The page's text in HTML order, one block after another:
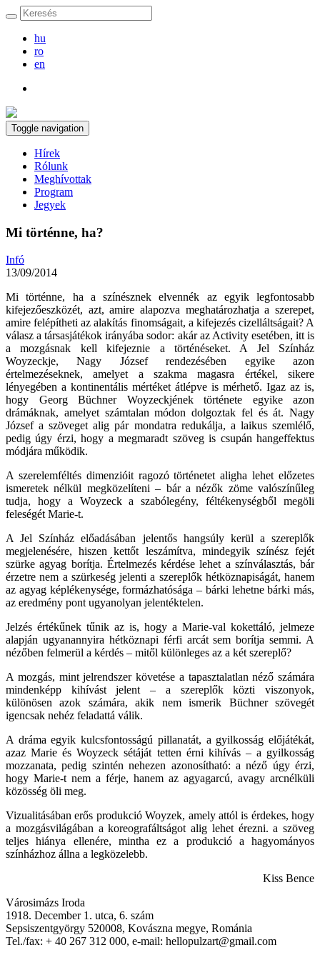
hu
ro
en
Toggle navigation
Hírek
Rólunk
Meghívottak
Program
Jegyek
Mi történne, ha?
Infó
13/09/2014
Mi történne, ha a színésznek elvennék az egyik legfontosabb
kifejezőeszközét, azt, amire alapozva meghatározhatja a szerepet,
amire felépítheti az alakítás finomságait, a kifejezés cizelláltságait? A
válasz a társasjátékok irányába sodor: akár az Activity esetében, itt is
a mozgásnak kell kifejeznie a történéseket. A Jel Színház
Woyzeckje, Nagy József rendezésében egyike azon
értelmezéseknek, amelyet a szakma magasra értékel, sikere
lényegében a kontinentális mértéket átlépve is mérhető. Igaz az is,
hogy Georg Büchner Woyzeckjének története egyike azon
drámáknak, amelyet számtalan módon dolgoztak fel és át. Nagy
József a szöveget alig pár mondatra redukálja, a laikus szemlélő,
pedig úgy érzi, hogy a megmaradt szöveg is csupán hangeffektus
módjára működik.
A szerelemféltés dimenzióit ragozó történetet aligha lehet előzetes
ismeretek nélkül megközelíteni – bár a nézők zöme valószínűleg
tudja, hogy a Woyzeck a szabólegény, féltékenységből megöli
feleségét Marie-t.
A Jel Színház előadásában jelentős hangsúly kerül a szereplők
megjelenésére, hiszen kettőt leszámítva, mindegyik színész fejét
szürke agyag borítja. Értelmezés kérdése lehet a színválasztás, bár
érzetre nem a szürkeség jelenti a szereplők hétköznapiságát, hanem
az agyag képlékenysége, formázhatósága – bárki lehetne bárki más,
az eredmény pont ugyanolyan jelentéktelen.
Jelzés értékűnek tűnik az is, hogy a Marie-val kokettáló, jelmeze
alapján ugyanannyira hétköznapi férfi arcát sem borítja semmi. A
nézőben felmerül a kérdés – mitől különleges az a két szereplő?
A mozgás, mint jelrendszer követése a tapasztalatlan néző számára
mindenképp kihívást jelent – a szereplők közti viszonyok,
különösen azok számára, akik nem ismerik Büchner szövegét
igencsak nehéz feladattá válik.
A dráma egyik kulcsfontosságú pillanatát, a gyilkosság előjátékát,
azaz Marie és Woyzeck sétáját tetten érni kihívás – a gyilkosság
mozzanata, pedig szintén nehezen azonosítható: a néző úgy érzi,
hogy Marie-t nem a férje, hanem az agyagarcú, avagy arcnélküli
közösség öli meg.
Vizualitásában erős produkció Woyzek, amely attól is érdekes, hogy
a mozgásvilágában a koreografáltságot alig lehet érezni. a szöveg
teljes hiánya ellenére, mintha ez a produkció a hagyományos
színházhoz állna a legközelebb.
Kiss Bence
Városimázs Iroda
1918. December 1. utca, 6. szám
Sepsiszentgyörgy 520008, Kovászna megye, Románia
Tel./fax: + 40 267 312 000, e-mail: hellopulzart@gmail.com